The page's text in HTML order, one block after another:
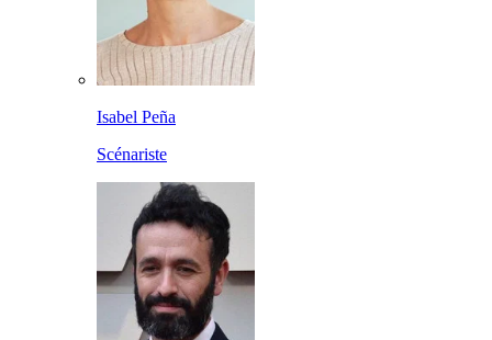
Isabel Peña
Scénariste